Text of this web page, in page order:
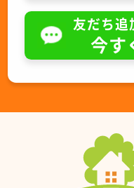
友だち追
今す